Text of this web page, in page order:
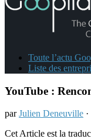
Toute l’actu
Liste des
YouTube :
parJulien Deneuville
Cet Article est la